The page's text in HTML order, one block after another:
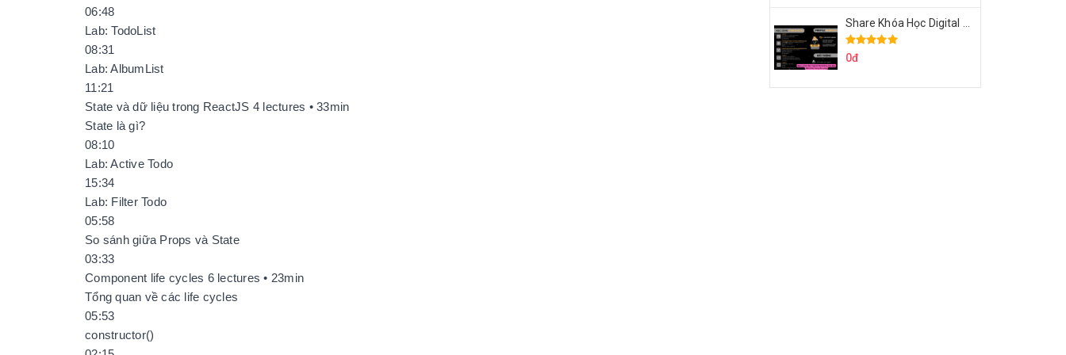
06:48
Lab: TodoList
08:31
Lab: AlbumList
11:21
State và dữ liệu trong ReactJS 4 lectures • 33min
State là gì?
08:10
Lab: Active Todo
15:34
Lab: Filter Todo
05:58
So sánh giữa Props và State
03:33
Component life cycles 6 lectures • 23min
Tổng quan về các life cycles
05:53
constructor()
0đ